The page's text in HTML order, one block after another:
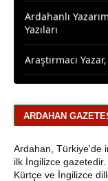
Araştırmacı
Bisikletçiler Gitti,
Ardahan
Plaka Duyurusu
Ardahan
Üyeleri CHP’den
ARDAHAN
Ardahan, Türkiye'de
ilk İngilizce gazetedir.
Kürtçe ve İngilizce